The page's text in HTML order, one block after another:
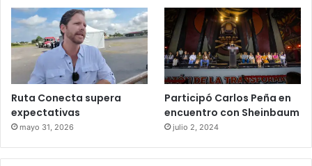
Ruta Conecta supera
expectativas
mayo 31, 2026
Participó Carlos Peña en
encuentro con Sheinbaum
julio 2, 2024